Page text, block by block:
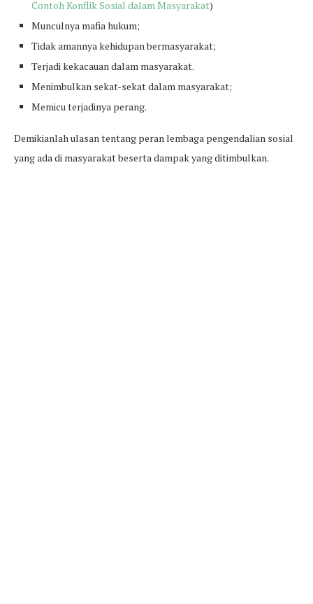
Contoh Konflik Sosial dalam Masyarakat)
Munculnya mafia hukum;
Tidak amannya kehidupan bermasyarakat;
Terjadi kekacauan dalam masyarakat.
Menimbulkan sekat-sekat dalam masyarakat;
Memicu terjadinya perang.
Demikianlah ulasan tentang peran lembaga pengendalian sosial
yang ada di masyarakat beserta dampak yang ditimbulkan.